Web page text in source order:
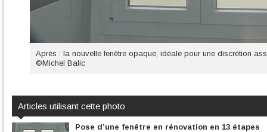
Après : la nouvelle fenêtre opaque, idéale pour une discrétion
©Michel Balic
Articles utilisant cette photo
Pose d’une fenêtre en rénovation en 13 étapes